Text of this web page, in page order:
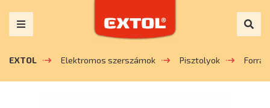
EXTOL Elektromos szerszámok Pisztolyok